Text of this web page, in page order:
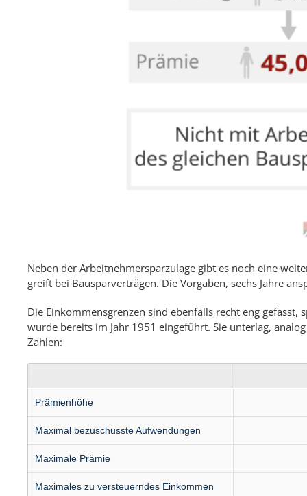
Neben der Arbeitnehmersparzulage gibt es noch eine
greift bei Bausparverträgen. Die Vorgaben, sechs Jahre
Die Einkommensgrenzen sind ebenfalls recht eng
wurde bereits im Jahr 1951 eingeführt. Sie unterlag,
Zahlen:
Prämienhöhe
Maximal bezu­schusste Aufwen­dungen
Maximale Prämie
Maximales zu versteuerndes Einkommen